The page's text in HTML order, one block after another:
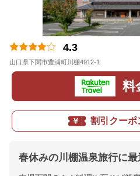
4.3
山口県下関市豊浦町川棚4912-1
料
割引クーポ
春休みの川棚温泉旅行に